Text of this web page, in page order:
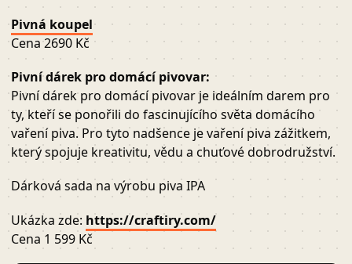
Pivná koupel
Cena 2690 Kč
Pivní dárek pro domácí pivovar:
Pivní dárek pro domácí pivovar je ideálním darem pro
ty, kteří se ponořili do fascinujícího světa domácího
vaření piva. Pro tyto nadšence je vaření piva zážitkem,
který spojuje kreativitu, vědu a chuťové dobrodružství.
Dárková sada na výrobu piva IPA
Ukázka zde: https://craftiry.com/
Cena 1 599 Kč